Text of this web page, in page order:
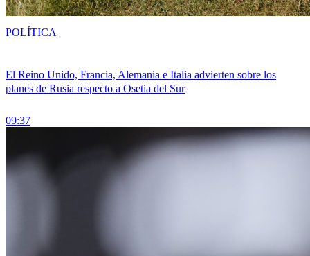
El Reino Unido, Francia, Alemania e Italia advierten sobre los
planes de Rusia respecto a Osetia del Sur
09:37
POLÍTICA